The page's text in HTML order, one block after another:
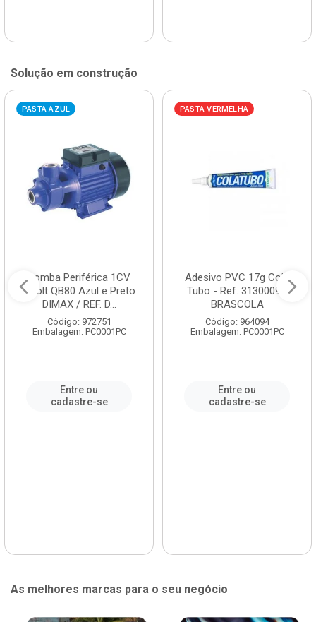
Solução em construção
PASTA AZUL
Bomba Periférica 1CV
Bivolt QB80 Azul e Preto
DIMAX / REF. D...
Código: 972751
Embalagem: PC0001PC
Entre ou
cadastre-se
PASTA VERMELHA
Adesivo PVC 17g Cola
Tubo - Ref. 3130009 -
BRASCOLA
Código: 964094
Embalagem: PC0001PC
Entre ou
cadastre-se
As melhores marcas para o seu negócio